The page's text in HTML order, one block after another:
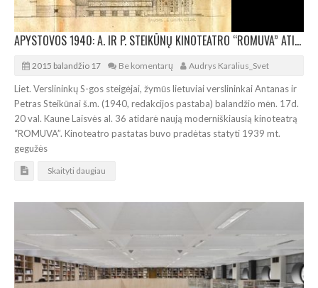
APYSTOVOS 1940: A. IR P. STEIKŪNŲ KINOTEATRO “ROMUVA” ATIDARYMO PROGA
2015 balandžio 17 Be komentarų Audrys Karalius_Svet
Liet. Verslininkų S-gos steigėjai, žymūs lietuviai verslininkai Antanas ir
Petras Steikūnai š.m. (1940, redakcijos pastaba) balandžio mėn. 17d.
20 val. Kaune Laisvės al. 36 atidarė naują moderniškiausią kinoteatrą
“ROMUVA”. Kinoteatro pastatas buvo pradėtas statyti 1939 mt.
gegužės
Skaityti daugiau